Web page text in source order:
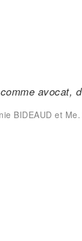
avocat,
BIDEAUD et